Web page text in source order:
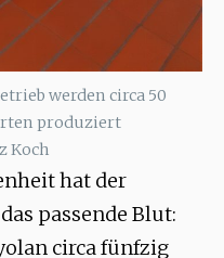
werden circa 50
produziert
Koch
hat der
passende Blut:
circa fünfzig